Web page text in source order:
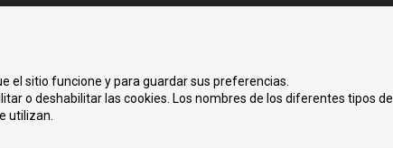
el sitio funcione y para guardar sus preferencias.
o deshabilitar las cookies. Los nombres de los diferentes tipos de
utilizan.